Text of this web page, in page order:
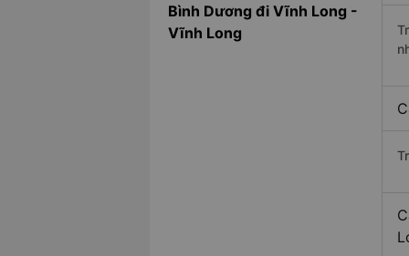
Bình Dương đi Vĩnh Long -
Vĩnh Long